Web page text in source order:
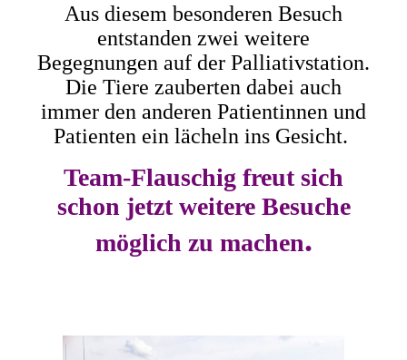
Aus diesem besonderen Besuch
entstanden zwei weitere
Begegnungen auf der Palliativstation.
Die Tiere zauberten dabei auch
immer den anderen Patientinnen und
Patienten ein lächeln ins Gesicht.
Team-Flauschig freut sich
schon jetzt weitere Besuche
möglich zu machen.